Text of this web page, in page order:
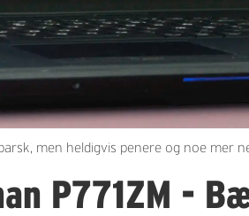
men heldigvis penere og noe mer
P771ZM -